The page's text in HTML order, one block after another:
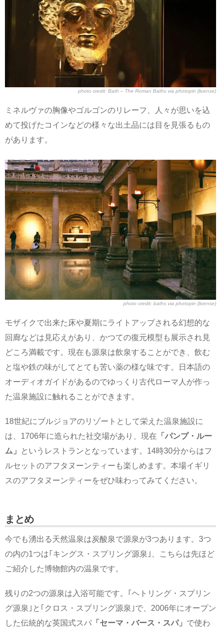
photo credit: Bath – The Roman Baths via photopin (license)
ミネルヴァの胸像やゴルゴンのリレーフ、人々が思いを込
めて投げたコインなどの様々な出土品には目を見張るもの
があります。
photo credit: baths via photopin (license)
モザイクで出来た床や夏期にライトアップされる幻想的な
回廊などは見応えがあり、かつての復元模型も展示され見
どころ満載です。現在も源泉は飲泉することができ、飲む
と塩や鉄の味がしてとても苦い薬の様な味です。日本語の
オーディオガイドがあるのでゆっくり古代ローマ人が作っ
た温泉施設に触れることができます。
18世紀にブルジョアのリゾートとして栄えた温泉施設に
は、1706年に造られた社交場があり、現在 「パンプ・ルー
ム」
というレストランとなっています。14時30分からはフ
ルセットのアフタヌーンティーも楽しめます。本場イギリ
スのアフタヌーンティーをぜひ味わってみてください。
まとめ
今でも湧出る天然温泉は炭酸泉で源泉が3つあります。3つ
の内の1つは｢キングス・スプリング源泉｣、こちらは先ほど
ご紹介した博物館内の温泉です。
残りの2つの源泉は入浴可能です。｢ヘトリング・スプリン
グ源泉｣と｢クロス・スプリング源泉｣で、2006年にオープン
した伝統的な英国式スパ 「セーマ・バース・スパ」 で使わ